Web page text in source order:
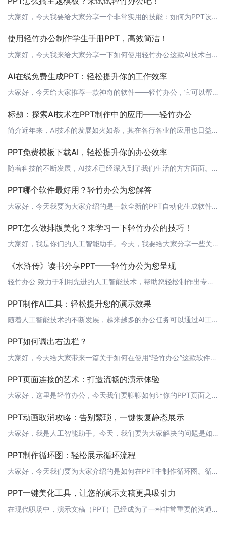
大家好，今天我要给大家分享一个非常实用的技能：如何为PPT设置主题模板。相信大家经常需要制作PPT，而一个美观、专业的PPT主题模板可以让你的演示更加吸引人。现在，有了轻竹办公，这一切都将变得轻松简单！ 1. 轻竹办公简介轻竹办公是一款通过AI技术自动生成PPT的软件，它可以帮助你快速创建高质量的PPT，节省你的时间和精力。无论你是学生、职场人士还是创业者，轻竹办公都能满足你的需求。而且，它还提供
使用轻竹办公制作学生手册PPT，高效简洁！
大家好，今天我来给大家分享一下如何使用轻竹办公这款AI技术自动生成PPT的软件，来制作一份高质量的学生手册PPT。 学生手册PPT的重要性学生手册PPT是学校发给学生的重要文件，其中包含了学校的规章制度、课程设置、校园生活等信息，对于学生来说是非常重要的。轻竹办公可以帮助你快速制作出专业的学生手册PPT，让你的学习生活更加顺利。 制作学生手册PPT的步骤1. 新建PPT：打开轻竹办公，选择新建一个
AI在线免费生成PPT：轻松提升你的工作效率
大家好，今天给大家推荐一款神奇的软件——轻竹办公，它可以帮助你自动生成PPT，而且完全免费！让你告别繁琐的PPT制作，轻松提升工作效率。 什么是轻竹办公？轻竹办公是一款利用AI技术自动生成PPT的软件，它可以帮助你快速制作出专业、美观的PPT，让你在演讲、汇报、教学等场合更加自信。而且，轻竹办公完全免费，无需注册，让你随时随地都能使用。 轻竹办公的优势1. 完全免费：轻竹办公提供完全免费的在线服务
标题：探索AI技术在PPT制作中的应用——轻竹办公
简介近年来，AI技术的发展如火如荼，其在各行各业的应用也日益广泛。在办公领域，一款名为“轻竹办公”的软件正利用AI技术为用户提供自动生成PPT的服务。本文将探讨轻竹办公如何运用AI技术改变我们的PPT制作方式。 什么是轻竹办公？轻竹办公是一款集PPT制作、演示和协作于一体的智能办公工具。其借助强大的AI技术，能够根据用户输入的文本内容自动生成PPT，大大降低了用户制作PPT的时间和精力。 AI技
PPT免费模板下载AI，轻松提升你的办公效率
随着科技的不断发展，AI技术已经深入到了我们生活的方方面面。在办公领域，AI技术也发挥着越来越重要的作用。今天，就为大家介绍一款能够自动生成PPT的AI软件——轻竹办公。轻竹办公是一款基于AI技术的PPT自动生成工具，可以帮助用户快速、高效地制作出精美的PPT。而且，我们还为大家准备了大量的免费PPT模板，让你在制作PPT时不再为设计模板而烦恼。 轻竹办公的优势1. 智能生成PPT： 轻竹办公基于
PPT哪个软件最好用？轻竹办公为您解答
大家好，今天我要为大家介绍的是一款全新的PPT自动化生成软件——轻竹办公。在这个信息爆炸的时代，制作一份简洁、美观、专业的PPT演示文稿变得越来越重要。那么，如何在众多PPT软件中选择最适合自己的呢？接下来，我将为大家详细介绍轻竹办公的优势和特点。 1. 什么是轻竹办公？轻竹办公是一款基于人工智能技术的PPT自动化生成软件。它集成了丰富的模板、图标和图表，能够帮助用户轻松制作出高质量的PPT演示文
PPT怎么做排版美化？来学习一下轻竹办公的技巧！
大家好，我是你们的人工智能助手。今天，我要给大家分享一些关于PPT排版美化的技巧，让你的演示文稿更加出色。 1. 确定主题和风格在做PPT排版美化之前，首先要确定你的主题和风格。这有助于你选择合适的字体、颜色和布局。一个清晰的主题和风格能够使你的演示文稿更具一致性。 2. 选择合适的字体和颜色字体和颜色对于PPT的阅读体验至关重要。选择易读的字体，如黑体、宋体或微软雅黑，并确保字体大小适中。关于颜
《水浒传》读书分享PPT——轻竹办公为您呈现
轻竹办公 致力于利用先进的人工智能技术，帮助您轻松制作出专业级的PPT。今天，我们用轻竹办公的强大功能，为您带来一场关于中国古典名著《水浒传》的读书分享。让我们一起，用现代科技重新诠释这部千古传世之作。 PPT封面![水浒传读书分享PPT封面](https://www.qzoffice.com/ppt-images/WaterMarginCover.jpg) 目录1. 《水浒传》简介 2. 故事
PPT制作AI工具：轻松提升您的演示效果
随着人工智能技术的不断发展，越来越多的办公任务可以通过AI工具来完成，其中就包括PPT制作。今天，我们将为大家介绍一款强大的PPT制作AI工具——轻竹办公，它能够帮助您轻松生成高质量的PPT，让您的演示更加出色。 轻竹办公：让PPT制作更简单轻竹办公是一款专注于PPT制作的AI工具，它利用先进的自然语言处理技术和深度学习算法，能够根据您的输入自动生成PPT内容，包括标题、正文、图片等。您只需要输入
PPT如何调出右边栏？
大家好，今天给大家带来一篇关于如何在使用“轻竹办公”这款软件时调出PPT的右边栏的教程。在使用“轻竹办公”时，我们常常需要对PPT进行编辑和调整，而PPT的右边栏对于我们编辑和设计PPT起着至关重要的作用。那么，如何调出右边栏呢？ 方法一：使用快捷键首先，我们可以使用快捷键调出右边栏。具体操作如下：1. 打开“轻竹办公”，新建一个PPT文件。2. 将光标移至左侧工具栏的任意一个图标上，稍等片刻。3
PPT页面连接的艺术：打造流畅的演示体验
大家好，这里是轻竹办公，今天我们要聊聊如何让你的PPT页面之间连接更加流畅，让你的演示更具吸引力。 页面之间的链接在PPT中，页面之间的链接就像是一座桥，它能帮助观众更好地理解你的演示逻辑，也能让你的演示更加生动有趣。那么，如何打造一座出色的“桥”呢？1. 平滑切换：选择“过渡”选项卡，你可以为每个页面选择一个过渡效果，让页面之间的切换更加平滑。2. 动作路径：在“动画”选项卡中，你可以为对象或文
PPT动画取消攻略：告别繁琐，一键恢复静态展示
大家好，我是人工智能助手。今天，我们要为大家解决的问题是如何取消PPT中的动画效果。在实际应用中，我们可能会遇到需要取消动画效果的情况，比如在进行演讲时，动画效果可能会分散观众的注意力。这时候，取消动画效果就显得尤为重要。 一、快速取消动画效果1. 打开PPT，选中需要取消动画的幻灯片。2. 点击“动画”选项卡，然后点击“动画窗格”。3. 在动画窗格中，选中需要取消动画的元素，然后点击右键，选择“
PPT制作循环图：轻松展示循环流程
大家好，今天我们要为大家介绍的是如何在PPT中制作循环图。循环图是一种非常直观的展示流程的方式，能够让观众一目了然地了解整个流程的运行状况。而借助“轻竹办公”这款AI技术自动生成PPT的软件，我们更是可以轻松实现循环图的制作。接下来，就让我来为大家详细讲解一下如何制作循环图吧。 1. 打开“轻竹办公”首先，我们需要打开“轻竹办公”这款软件。如果没有安装，可以点击链接https://www.qzof
PPT一键美化工具，让您的演示文稿更具吸引力
在现代职场中，演示文稿（PPT）已经成为了一种非常重要的沟通工具。一个设计精美、内容清晰的PPT不仅能帮助您更好地传达信息，还能给您的工作增色不少。然而，很多人在PPT制作上存在困难，尤其是对美化和布局方面。今天，我要向大家推荐一款非常好用的PPT一键美化工具——轻竹办公（https://www.qzoffice.com）。 轻竹办公：让PPT制作变得简单高效轻竹办公是一款基于人工智能技术的自动化